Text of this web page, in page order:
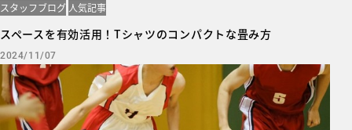
スタッフブログ 人気記事
スペースを有効活用！Tシャツのコンパクトな畳み方
2024/11/07